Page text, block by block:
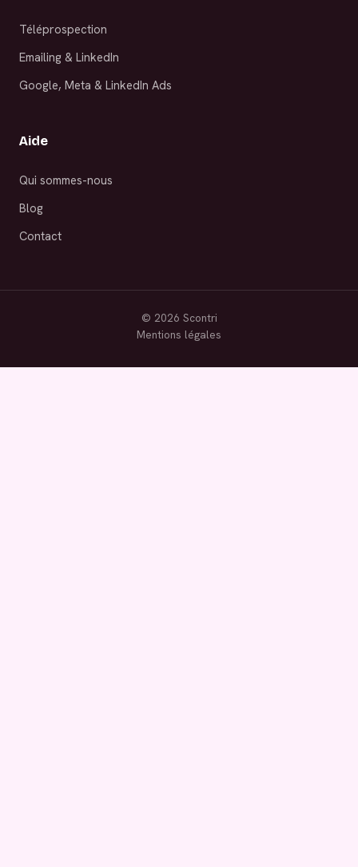
Téléprospection
Emailing & LinkedIn
Google, Meta & LinkedIn Ads
Aide
Qui sommes-nous
Blog
Contact
© 2026 Scontri
Mentions légales